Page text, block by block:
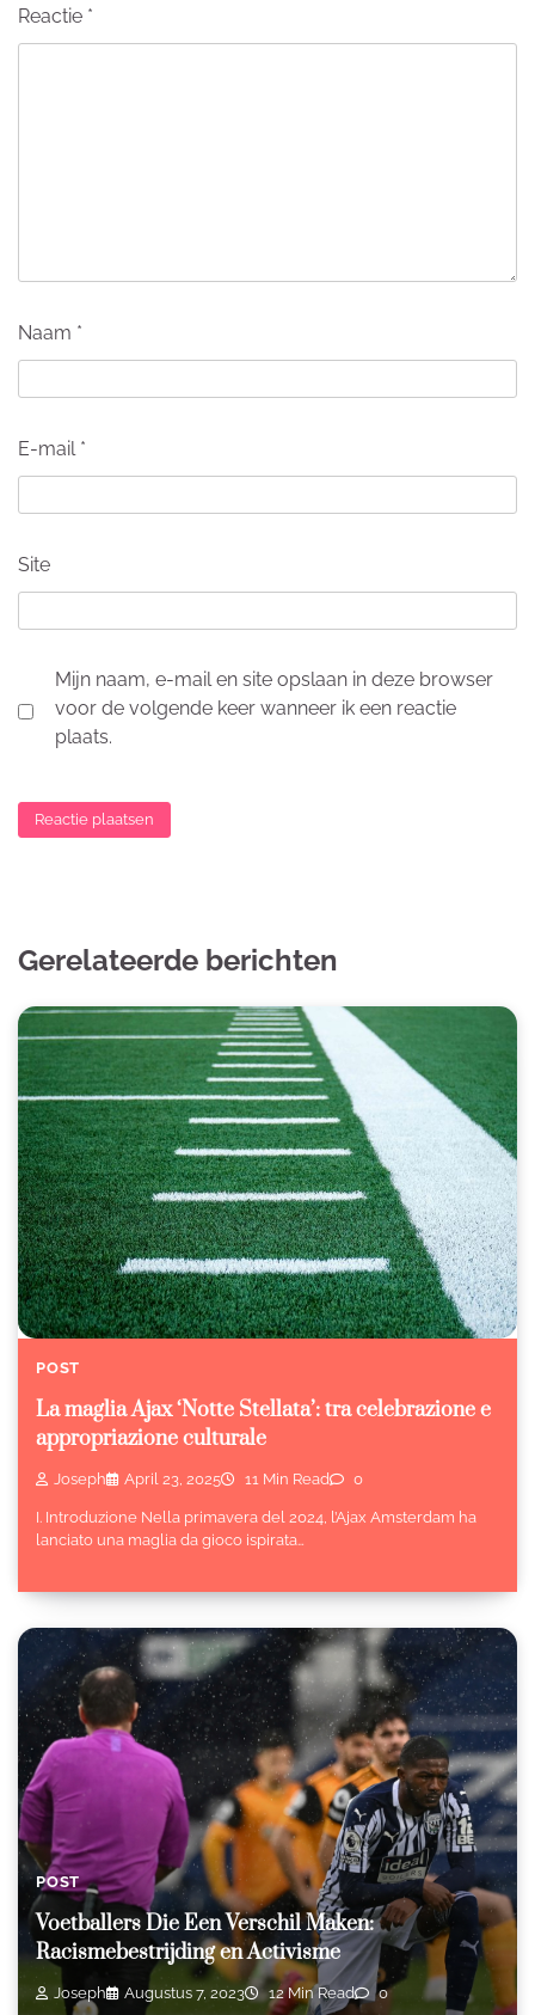
Reactie *
Naam *
E-mail *
Site
Mijn naam, e-mail en site opslaan in deze browser
voor de volgende keer wanneer ik een reactie
plaats.
Gerelateerde berichten
POST
La maglia Ajax ‘Notte Stellata’: tra celebrazione e
appropriazione culturale
Joseph April 23, 2025 11 Min Read 0
I. Introduzione Nella primavera del 2024, l’Ajax Amsterdam ha
lanciato una maglia da gioco ispirata…
POST
Voetballers Die Een Verschil Maken:
Racismebestrijding en Activisme
Joseph Augustus 7, 2023 12 Min Read 0